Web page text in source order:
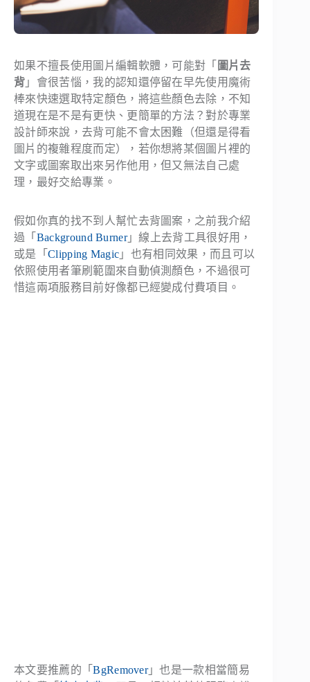
如果不擅長使用圖片編輯軟體，可能對「 圖片去
背 」會很苦惱，我的認知還停留在早先使用魔術
棒來快速選取特定顏色，將這些顏色去除，不知
道現在是不是有更快、更簡單的方法？對於專業
設計師來說，去背可能不會太困難（但還是得看
圖片的複雜程度而定），若你想將某個圖片裡的
文字或圖案取出來另作他用，但又無法自己處
理，最好交給專業。
假如你真的找不到人幫忙去背圖案，之前我介紹
過「 Background Burner」線上去背工具很好用，
或是「 Clipping Magic 」也有相同效果，而且可以
依照使用者筆刷範圍來自動偵測顏色，不過很可
惜這兩項服務目前好像都已經變成付費項目。
本文要推薦的「BgRemover」也是一款相當簡易